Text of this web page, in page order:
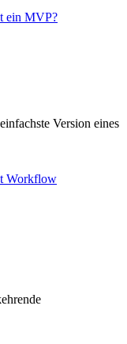
ein MVP?
Version eines
Workflow